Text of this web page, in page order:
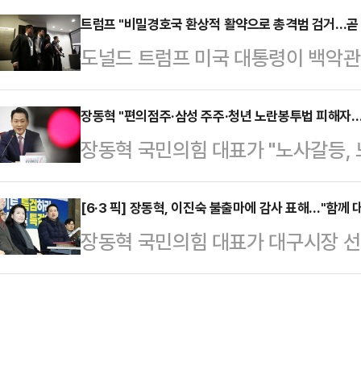
한 것이 특징이다.투자 성향에 따라
띈다.먼저 안정성과 수익성을 동시
의 ‘코…
이한 한동훈 전 국민의힘 대표. 벌
의 한 카페에서 그를 발견한 주민들
이 말을 걸며 사진 촬영을 청했다.
예비후보인 전재수 의원이 오랫동
이다. 전 의원의 독보적인 스킨십
만큼 한 전 대…
트럼프 "비밀경호국 환상적 활약으로 총격범 검거…
도널드 트럼프 미국 대통령이 백악
호국의 활약으로 범인을 검거했다
간) 소셜미디어 트루스소셜을 통해
사 당국이 환상적인 일을 해냈다.
같이 적었다.이어 "나는 행사가 계
으로 수사 당국의 안내에 따를 것"
일정은 계획과 많이 다를 수 밖에
것"이라고 설명했다.…
장동혁 "편의점주·삼성 주주·청년 노란봉투법 피해
장동혁 국민의힘 대표가 "노사갈등
투법의 역습'을 지금 당장 막아야
글을 올려 "CU 편의점 사장님들은
실을 보고 있다"며 이 같이 말했다.
에 맞불 집회까지 열며 속을 태우고
[6·3 픽] 장동혁, 이진숙 불출마에 감사 표해…"함께
장동혁 국민의힘 대표가 대구시장
위원장을 향해 "큰 결단에 감사드